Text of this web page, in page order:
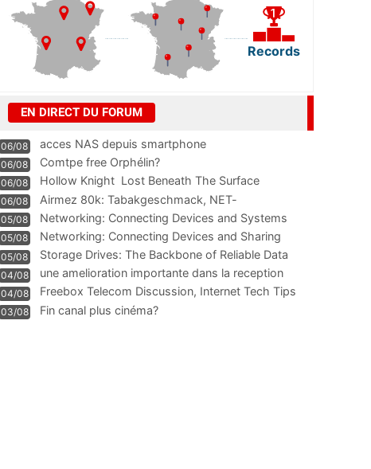
Records
EN DIRECT DU FORUM
06/08 acces NAS depuis smartphone
06/08 Comtpe free Orphélin?
06/08 Hollow Knight  Lost Beneath The Surface
06/08
Airmez 80k: Tabakgeschmack, NET-
Technologie und Leistung im
05/08 Networking: Connecting Devices and Systems
05/08
Networking: Connecting Devices and Sharing
Information
05/08
Storage Drives: The Backbone of Reliable Data
Management
04/08
une amelioration importante dans la reception
WIFI
04/08
Freebox Telecom Discussion, Internet Tech Tips
Communi
03/08 Fin canal plus cinéma?